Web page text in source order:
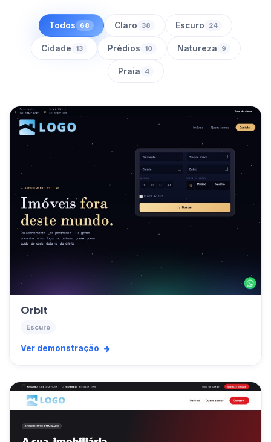
Todos 68 Claro 38 Escuro 24
Cidade 13 Prédios 10 Natureza 9
Praia 4
Orbit
Escuro
Ver demonstração